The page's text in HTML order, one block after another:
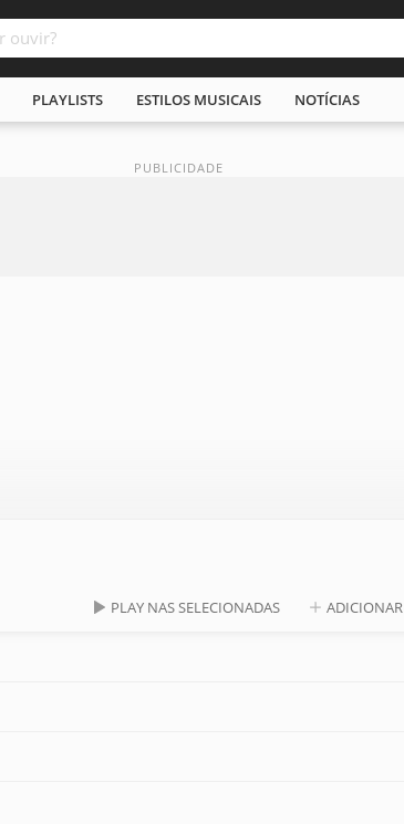
PLAYLISTS ESTILOS MUSICAIS NOTÍCIAS
PLAY NAS SELECIONADAS ADICIONAR